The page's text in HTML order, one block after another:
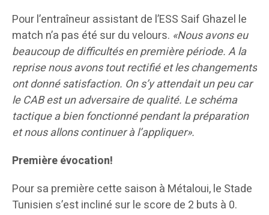
Pour l’entraîneur assistant de l’ESS Saif Ghazel le
match n’a pas été sur du velours. «Nous avons eu
beaucoup de difficultés en première période. A la
reprise nous avons tout rectifié et les changements
ont donné satisfaction. On s’y attendait un peu car
le CAB est un adversaire de qualité. Le schéma
tactique a bien fonctionné pendant la préparation
et nous allons continuer à l’appliquer».
Première évocation!
Pour sa première cette saison à Métaloui, le Stade
Tunisien s’est incliné sur le score de 2 buts à 0.